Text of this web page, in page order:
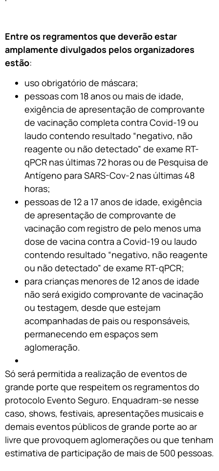
Entre os regramentos que deverão estar
amplamente divulgados pelos organizadores
estão:
uso obrigatório de máscara;
pessoas com 18 anos ou mais de idade,
exigência de apresentação de comprovante
de vacinação completa contra Covid-19 ou
laudo contendo resultado “negativo, não
reagente ou não detectado” de exame RT-
qPCR nas últimas 72 horas ou de Pesquisa de
Antígeno para SARS-Cov-2 nas últimas 48
horas;
pessoas de 12 a 17 anos de idade, exigência
de apresentação de comprovante de
vacinação com registro de pelo menos uma
dose de vacina contra a Covid-19 ou laudo
contendo resultado “negativo, não reagente
ou não detectado” de exame RT-qPCR;
para crianças menores de 12 anos de idade
não será exigido comprovante de vacinação
ou testagem, desde que estejam
acompanhadas de pais ou responsáveis,
permanecendo em espaços sem
aglomeração.
Só será permitida a realização de eventos de
grande porte que respeitem os regramentos do
protocolo Evento Seguro. Enquadram-se nesse
caso, shows, festivais, apresentações musicais e
demais eventos públicos de grande porte ao ar
livre que provoquem aglomerações ou que tenham
estimativa de participação de mais de 500 pessoas.